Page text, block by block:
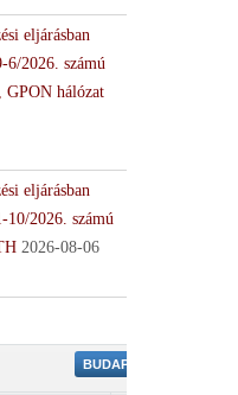
eljárásban
6/2026. számú
GPON hálózat
eljárásban
10/2026. számú
2026-08-06